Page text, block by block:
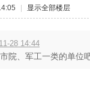
显示全部楼层
28 14:44
院、军工一类的单位